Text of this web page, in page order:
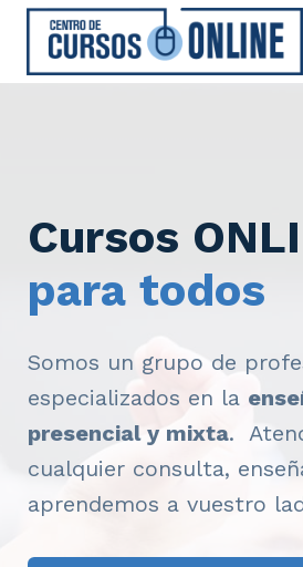
Saltar
contenido
Cursos
para todos
Somos un grupo de
especializados en la
presencial y mixta.
cualquier consulta,
aprendemos a vuestro